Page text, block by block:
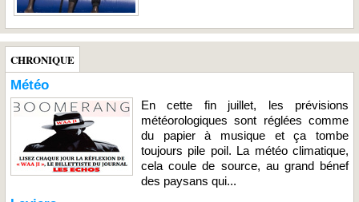
CHRONIQUE
Météo
En cette fin juillet, les prévisions
météorologiques sont réglées comme
du papier à musique et ça tombe
toujours pile poil. La météo climatique,
cela coule de source, au grand bénef
des paysans qui...